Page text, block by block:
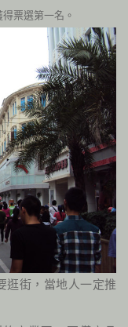
票選第一名。
逛街，當地人一定推